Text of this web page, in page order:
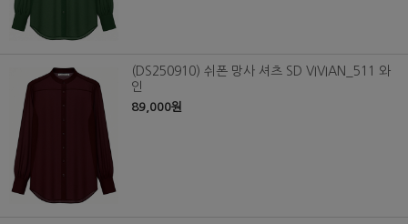
(DS250910) 쉬폰 망사 셔츠 SD VIVIAN_511 와
인
89,000원